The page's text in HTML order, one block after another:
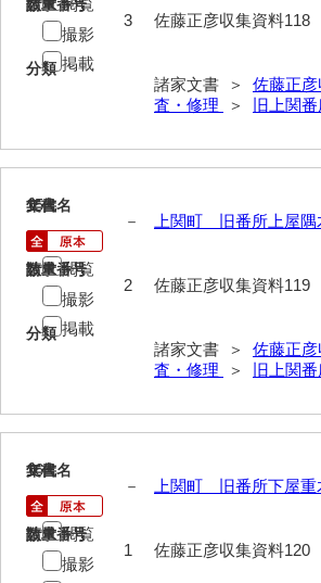
兼重家文書
上村家文書
亀田家文書
河崎家文書
河田家文書
神田一・二宮関係文書
請求番号
佐藤正彦収集資料118
分類
諸家文書 ＞ 佐藤正
査・修理
＞ 旧上関
数量
3
撮影
掲載
15
文書名
上関町 旧番所上屋隅
請求番号
佐藤正彦収集資料119
分類
諸家文書 ＞ 佐藤正
査・修理
＞ 旧上関
年代
－
数量
2
閲覧
撮影
掲載
16
文書名
上関町 旧番所下屋重
請求番号
佐藤正彦収集資料120
年代
－
数量
1
閲覧
撮影